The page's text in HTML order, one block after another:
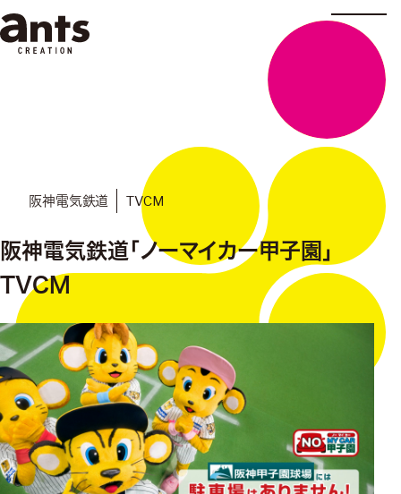
阪神電気鉄道 TVCM
阪神電気鉄道「ノーマイカー甲子園」
TVCM